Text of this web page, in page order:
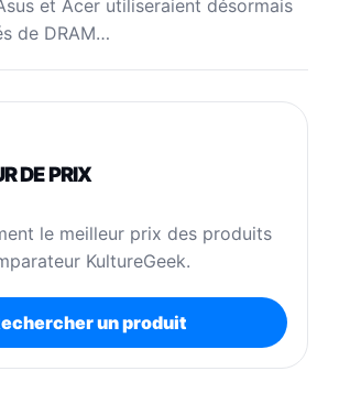
et Acer utiliseraient désormais
de DRAM…
DE PRIX
le meilleur prix des produits
KultureGeek.
un produit